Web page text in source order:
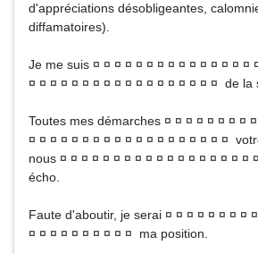
d'appréciations désobligeantes,
diffamatoires).
Je me suis ¤ ¤ ¤ ¤ ¤ ¤ ¤ ¤ ¤ ¤ ¤ ¤ ¤ ¤ ¤
¤ ¤ ¤ ¤ ¤ ¤ ¤ ¤ ¤ ¤ ¤ ¤ ¤ ¤ ¤ ¤ ¤ ¤ de la
Toutes mes démarches ¤ ¤ ¤ ¤ ¤ ¤ ¤ ¤
¤ ¤ ¤ ¤ ¤ ¤ ¤ ¤ ¤ ¤ ¤ ¤ ¤ ¤ ¤ ¤ ¤ ¤ ¤
nous ¤ ¤ ¤ ¤ ¤ ¤ ¤ ¤ ¤ ¤ ¤ ¤ ¤ ¤ ¤ ¤ ¤ ¤
écho.
Faute d'aboutir, je serai ¤ ¤ ¤ ¤ ¤ ¤ ¤ ¤
¤ ¤ ¤ ¤ ¤ ¤ ¤ ¤ ¤ ¤ ma position.